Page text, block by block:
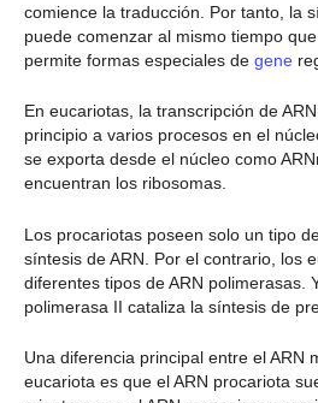
comience la traducción. Por tanto, la
puede comenzar al mismo tiempo
permite formas especiales de gene
En eucariotas, la transcripción de
principio a varios procesos en el
se exporta desde el núcleo como
encuentran los ribosomas.
Los procariotas poseen solo un tipo
síntesis de ARN. Por el contrario, los
diferentes tipos de ARN polimerasas.
polimerasa II cataliza la síntesis de
Una diferencia principal entre el ARN
eucariota es que el ARN procariota